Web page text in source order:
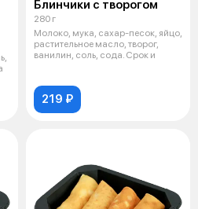
Блинчики с творогом
280 г
Молоко, мука, сахар-песок, яйцо,
растительное масло, творог,
ванилин, соль, сода. Срок и
219 ₽